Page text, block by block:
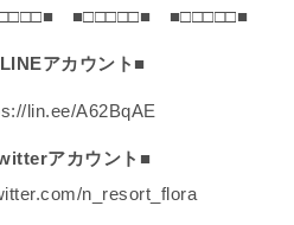
■□□□□□■ ■□□□□□■
アカウント■
lin.ee/A62BqAE
アカウント■
n_resort_flora